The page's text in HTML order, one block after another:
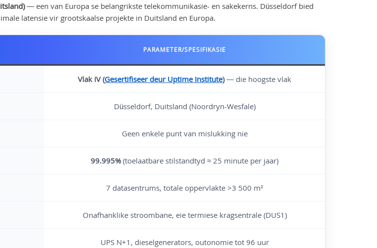
— een van Europa se belangrikste telekommunikasie- en sakekerns. Düsseldorf bied
latensie vir grootskaalse projekte in Duitsland en Europa.
PARAMETER/SPESIFIKASIE
Vlak IV (Gesertifiseer deur Uptime Institute)— die hoogste vlak
Düsseldorf, Duitsland (Noordryn-Wesfale)
Geen enkele punt van mislukking nie
99.995%(toelaatbare stilstandtyd ≈ 25 minute per jaar)
7 datasentrums, totale oppervlakte >3 500 m²
Onafhanklike stroombane, eie termiese kragsentrale (DUS1)
UPS N+1, dieselgenerators, outonomie tot 96 uur